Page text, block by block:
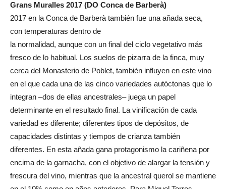
Grans Muralles 2017 (DO Conca de Barberà)
2017 en la Conca de Barberà también fue una añada seca,
con temperaturas dentro de
la normalidad, aunque con un final del ciclo vegetativo más
fresco de lo habitual. Los suelos de pizarra de la finca, muy
cerca del Monasterio de Poblet, también influyen en este vino
en el que cada una de las cinco variedades autóctonas que lo
integran –dos de ellas ancestrales– juega un papel
determinante en el resultado final. La vinificación de cada
variedad es diferente; diferentes tipos de depósitos, de
capacidades distintas y tiempos de crianza también
diferentes. En esta añada gana protagonismo la cariñena por
encima de la garnacha, con el objetivo de alargar la tensión y
frescura del vino, mientras que la ancestral querol se mantiene